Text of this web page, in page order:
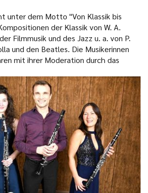
unter dem Motto "Von Klassik bis
der Klassik von W. A.
Filmmusik und des Jazz u. a. von P.
und den Beatles. Die Musikerinnen
mit ihrer Moderation durch das